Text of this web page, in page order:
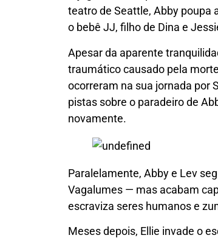
teatro de Seattle, Abby poupa
o bebê JJ, filho de Dina e
Apesar da aparente
traumático causado pela
ocorreram na sua jornada por
pistas sobre o paradeiro de
novamente.
Paralelamente, Abby e Lev
Vagalumes — mas acabam
escraviza seres humanos e
Meses depois, Ellie invade o